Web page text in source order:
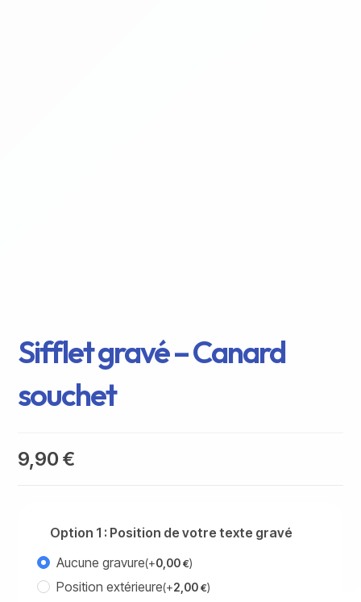
Sifflet gravé – Canard
souchet
9,90€
Option 1 : Position de votre texte gravé
Aucune gravure(+0,00€)
Position extérieure(+2,00€)